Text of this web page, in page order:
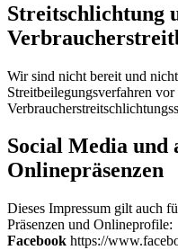
Streitschlichtung
Wir sind nicht bereit und
Streitbeilegungsverfahren vor
Social Media und
Onlinepräsenzen
Dieses Impressum gilt auch
Präsenzen und Onlineprofile:
Facebook https://